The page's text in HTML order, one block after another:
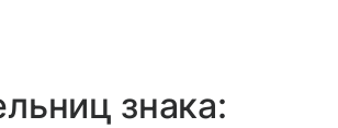
знака: